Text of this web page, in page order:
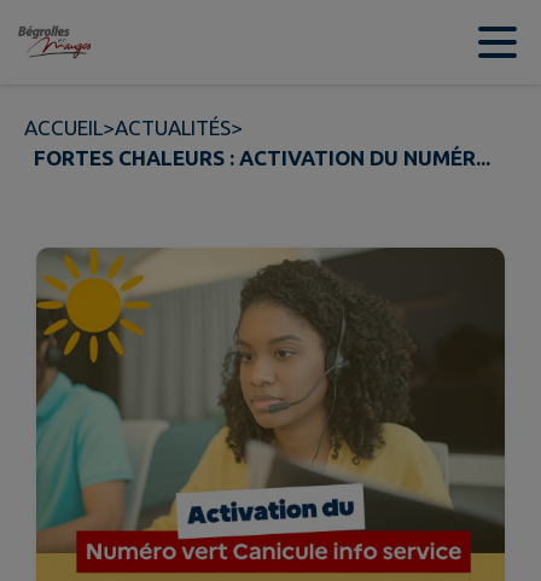
Contenu
ACCUEIL>ACTUALITÉS>
FORTES CHALEURS : ACTIVATION DU NUMÉR...